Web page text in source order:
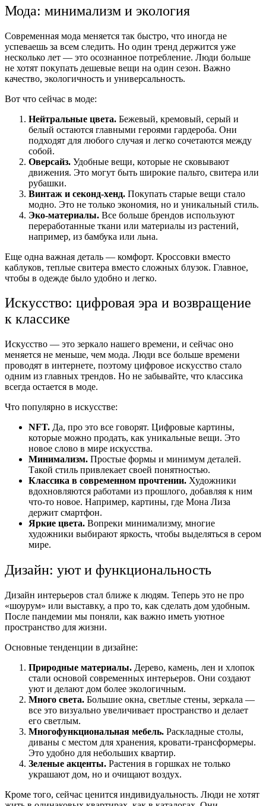
Мода: минимализм и экология
Современная мода меняется так быстро, что иногда не
успеваешь за всем следить. Но один тренд держится уже
несколько лет — это осознанное потребление. Люди больше
не хотят покупать дешевые вещи на один сезон. Важно
качество, экологичность и универсальность.
Вот что сейчас в моде:
Нейтральные цвета. Бежевый, кремовый, серый и
белый остаются главными героями гардероба. Они
подходят для любого случая и легко сочетаются между
собой.
Оверсайз. Удобные вещи, которые не сковывают
движения. Это могут быть широкие пальто, свитера или
рубашки.
Винтаж и секонд-хенд. Покупать старые вещи стало
модно. Это не только экономия, но и уникальный стиль.
Эко-материалы. Все больше брендов используют
переработанные ткани или материалы из растений,
например, из бамбука или льна.
Еще одна важная деталь — комфорт. Кроссовки вместо
каблуков, теплые свитера вместо сложных блузок. Главное,
чтобы в одежде было удобно и легко.
Искусство: цифровая эра и возвращение
к классике
Искусство — это зеркало нашего времени, и сейчас оно
меняется не меньше, чем мода. Люди все больше времени
проводят в интернете, поэтому цифровое искусство стало
одним из главных трендов. Но не забывайте, что классика
всегда остается в моде.
Что популярно в искусстве:
NFT. Да, про это все говорят. Цифровые картины,
которые можно продать, как уникальные вещи. Это
новое слово в мире искусства.
Минимализм. Простые формы и минимум деталей.
Такой стиль привлекает своей понятностью.
Классика в современном прочтении. Художники
вдохновляются работами из прошлого, добавляя к ним
что-то новое. Например, картины, где Мона Лиза
держит смартфон.
Яркие цвета. Вопреки минимализму, многие
художники выбирают яркость, чтобы выделяться в сером
мире.
Дизайн: уют и функциональность
Дизайн интерьеров стал ближе к людям. Теперь это не про
«шоурум» или выставку, а про то, как сделать дом удобным.
После пандемии мы поняли, как важно иметь уютное
пространство для жизни.
Основные тенденции в дизайне:
Природные материалы. Дерево, камень, лен и хлопок
стали основой современных интерьеров. Они создают
уют и делают дом более экологичным.
Много света. Большие окна, светлые стены, зеркала —
все это визуально увеличивает пространство и делает
его светлым.
Многофункциональная мебель. Раскладные столы,
диваны с местом для хранения, кровати-трансформеры.
Это удобно для небольших квартир.
Зеленые акценты. Растения в горшках не только
украшают дом, но и очищают воздух.
Кроме того, сейчас ценится индивидуальность. Люди не хотят